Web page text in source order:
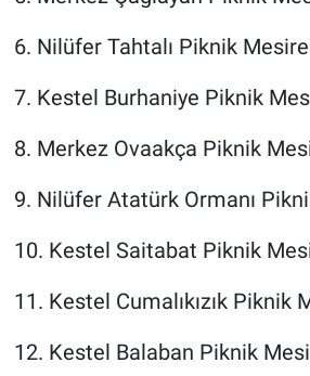
6. Nilüfer Tahtalı Piknik Mesire
7. Kestel Burhaniye Piknik
8. Merkez Ovaakça Piknik
9. Nilüfer Atatürk Ormanı
10. Kestel Saitabat Piknik
11. Kestel Cumalıkızık Piknik
12. Kestel Balaban Piknik